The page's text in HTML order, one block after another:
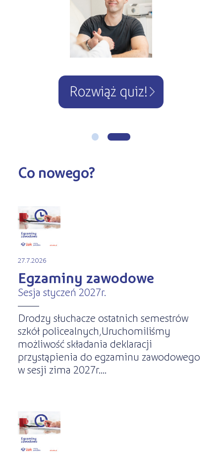
Kursy stacjonarne
STREFA SŁUCHACZA
Dowiedz się więcej!
Rozwiąż quiz!
Co nowego?
27.7.2026
Egzaminy zawodowe
Sesja styczeń 2027r.
Drodzy słuchacze ostatnich semestrów
szkół policealnych,Uruchomiliśmy
możliwość składania deklaracji
przystąpienia do egzaminu zawodowego
w sesji zima 2027r....